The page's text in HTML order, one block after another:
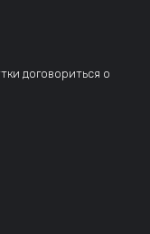
договориться о